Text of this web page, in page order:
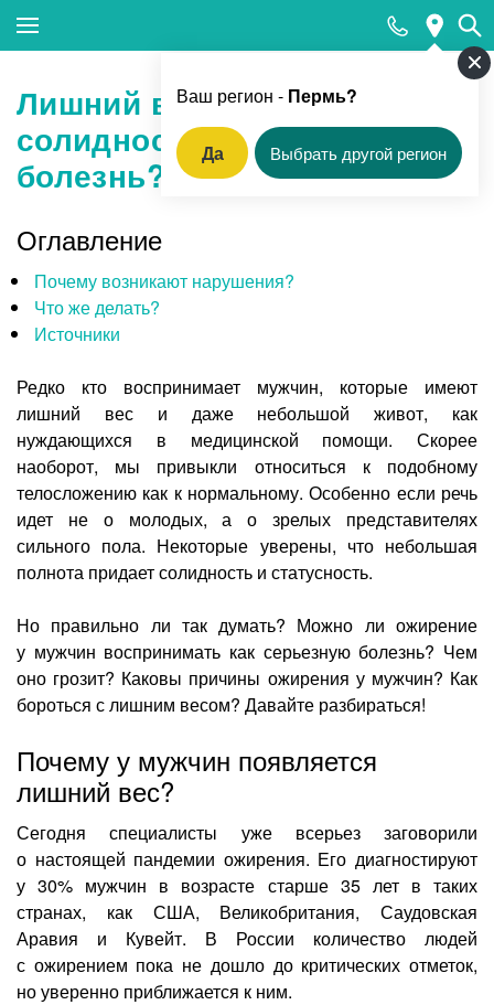
Ваш регион - Пермь?
Да Выбрать другой регион
Популярные запросы
КТ
Прием гинеколога
УЗИ
Удаление родинок и папиллом
Приём врача-стоматолога
Лазерная коррекция зрения
Лишний вес у мужчин –
солидность, излишества,
болезнь?
Оглавление
Почему возникают нарушения?
Что же делать?
Источники
Редко кто воспринимает мужчин, которые имеют
лишний вес и даже небольшой живот, как
нуждающихся в медицинской помощи. Скорее
наоборот, мы привыкли относиться к подобному
телосложению как к нормальному. Особенно если речь
идет не о молодых, а о зрелых представителях
сильного пола. Некоторые уверены, что небольшая
полнота придает солидность и статусность.
Но правильно ли так думать? Можно ли ожирение
у мужчин воспринимать как серьезную болезнь? Чем
оно грозит? Каковы причины ожирения у мужчин? Как
бороться с лишним весом? Давайте разбираться!
Почему у мужчин появляется
лишний вес?
Сегодня специалисты уже всерьез заговорили
о настоящей пандемии ожирения. Его диагностируют
у 30% мужчин в возрасте старше 35 лет в таких
странах, как США, Великобритания, Саудовская
Аравия и Кувейт. В России количество людей
с ожирением пока не дошло до критических отметок,
но уверенно приближается к ним.